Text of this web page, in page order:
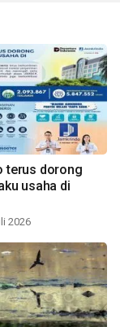
terus dorong
usaha di
2026